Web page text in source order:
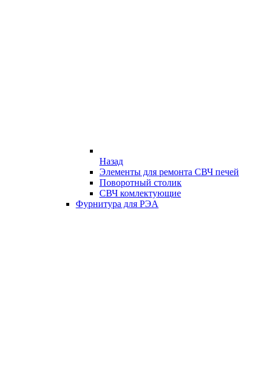
Назад
Элементы для ремонта СВЧ печей
Поворотный столик
СВЧ комлектующие
Фурнитура для РЭА